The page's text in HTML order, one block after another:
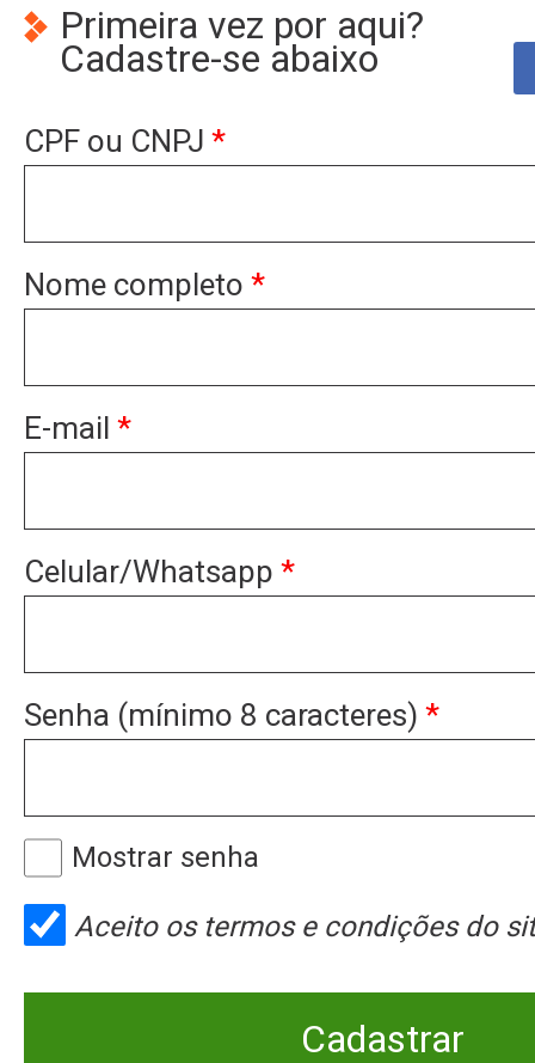
Primeira vez por aqui?
Cadastre-se abaixo
CPF ou CNPJ *
Nome completo *
E-mail *
Celular/Whatsapp *
Senha (mínimo 8 caracteres) *
Mostrar senha
Aceito os termos e condiçõesdo
Cadastrar